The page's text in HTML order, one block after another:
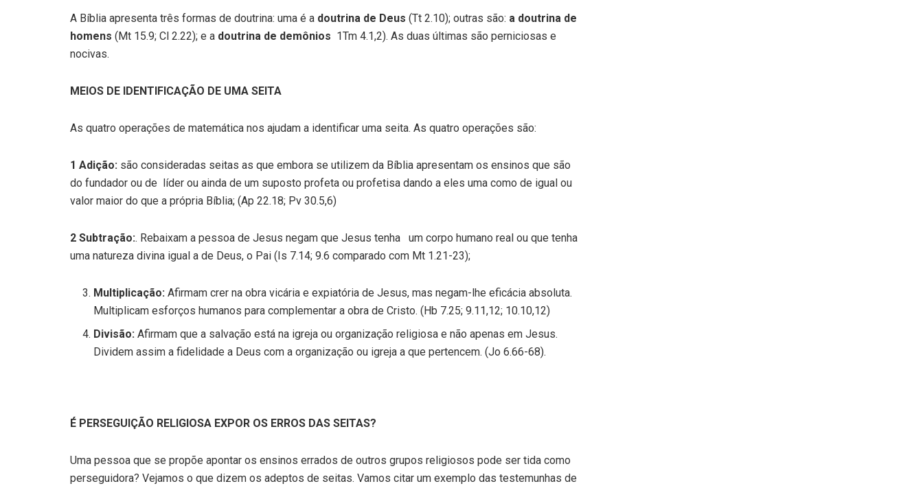
A Bíblia apresenta três formas de doutrina: uma é a doutrina de Deus (Tt 2.10); outras são: a doutrina de
homens (Mt 15.9; Cl 2.22); e a doutrina de demônios 1Tm 4.1,2). As duas últimas são perniciosas e
nocivas.
MEIOS DE IDENTIFICAÇÃO DE UMA SEITA
As quatro operações de matemática nos ajudam a identificar uma seita. As quatro operações são:
1 Adição: são consideradas seitas as que embora se utilizem da Bíblia apresentam os ensinos que são
do fundador ou de líder ou ainda de um suposto profeta ou profetisa dando a eles uma como de igual ou
valor maior do que a própria Bíblia; (Ap 22.18; Pv 30.5,6)
2 Subtração:. Rebaixam a pessoa de Jesus negam que Jesus tenha um corpo humano real ou que tenha
uma natureza divina igual a de Deus, o Pai (Is 7.14; 9.6 comparado com Mt 1.21-23);
Multiplicação: Afirmam crer na obra vicária e expiatória de Jesus, mas negam-lhe eficácia absoluta.
Multiplicam esforços humanos para complementar a obra de Cristo. (Hb 7.25; 9.11,12; 10.10,12)
Divisão: Afirmam que a salvação está na igreja ou organização religiosa e não apenas em Jesus.
Dividem assim a fidelidade a Deus com a organização ou igreja a que pertencem. (Jo 6.66-68).
É PERSEGUIÇÃO RELIGIOSA EXPOR OS ERROS DAS SEITAS?
Uma pessoa que se propõe apontar os ensinos errados de outros grupos religiosos pode ser tida como
perseguidora? Vejamos o que dizem os adeptos de seitas. Vamos citar um exemplo das testemunhas de